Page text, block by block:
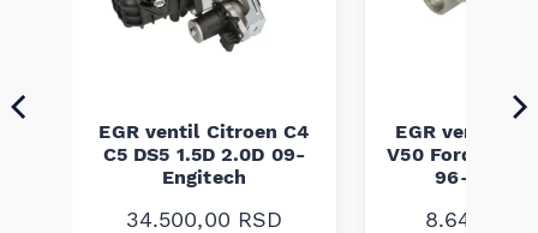
EGR ventil Citroen C4
C5 DS5 1.5D 2.0D 09-
Engitech
34.500,00 RSD
EGR ventil
V50 Ford
96-
8.640,00